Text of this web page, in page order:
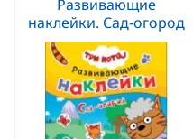
Развивающие
наклейки. Сад-огород